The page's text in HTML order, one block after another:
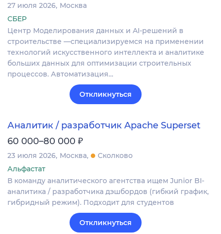
27 июля 2026 Москва
СБЕР
Центр Моделирования данных и AI-решений в
строительстве —специализируемся на применении
технологий искусственного интеллекта и аналитике
больших данных для оптимизации строительных
процессов. Автоматизация…
Откликнуться
Аналитик / разработчик Apache Superset
60 000–80 000 ₽
23 июля 2026 Москва
Сколково
Альфастат
В команду аналитического агентства ищем Junior BI-
аналитика / разработчика дэшбордов (гибкий график,
гибридный режим). Подходит для студентов
Откликнуться